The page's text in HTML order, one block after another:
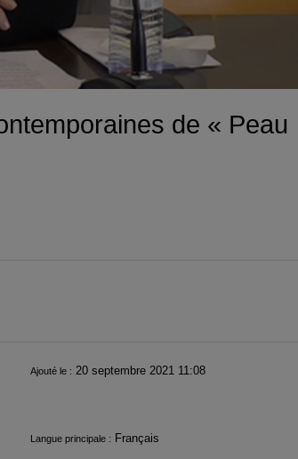
de « Peau
Ajouté le : 20 septembre 2021 11:08
Langue principale : Français